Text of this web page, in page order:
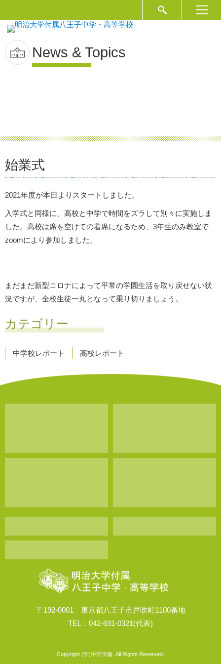
News & Topics
始業式
2021年度が本日よりスタートしました。
入学式と同様に、高校と中学で時間をズラして別々に実施しま
した。高校は席を空けての着席になるため、3年生のみ教室で
zoomにより参加しました。
まだまだ新型コロナによって平常の学園生活を取り戻せない状
況ですが、全校生徒一丸となって乗り切りましょう。
カテゴリー
中学校レポート 高校レポート
〒192-0001 東京都八王子市戸吹町1100番地
TEL：042-691-0321(代表)
Copyright (学)中野学園. All Rights Reserved.